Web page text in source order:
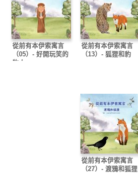
從前有本伊索寓言
（05）- 好開玩笑的
牧人
從前有本伊索寓言
（13）- 狐狸和豹
從前有本伊索寓言
（27）- 渡鴉和狐狸